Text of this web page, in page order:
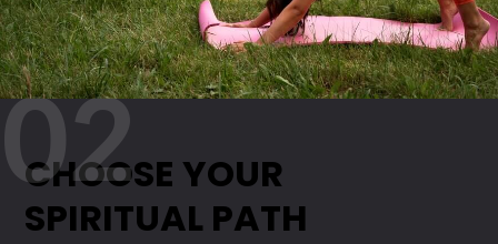
02
CHOOSE YOUR
SPIRITUAL PATH